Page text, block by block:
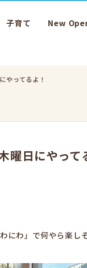
子育て New
やってるよ！
曜日にやって
にわ」で何やら楽し